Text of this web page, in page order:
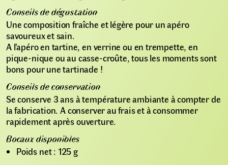
Conseils de dégustation
Une composition fraîche et légère pour un apéro
savoureux et sain.
A l’apéro en tartine, en verrine ou en trempette, en
pique-nique ou au casse-croûte, tous les moments sont
bons pour une tartinade !
Conseils de conservation
Se conserve 3 ans à température ambiante à compter de
la fabrication. A conserver au frais et à consommer
rapidement après ouverture.
Bocaux disponibles
Poids net : 125 g